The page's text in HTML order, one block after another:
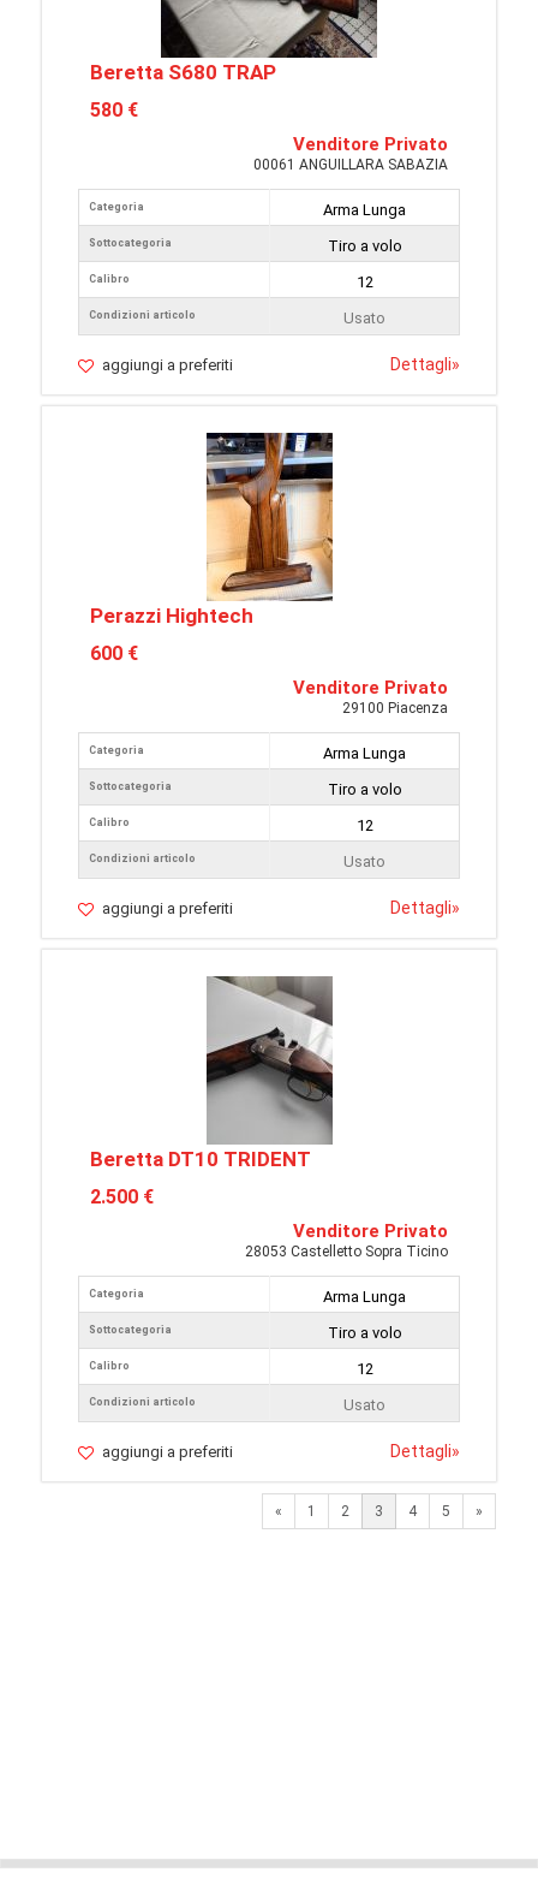
Beretta S680 TRAP
580 €
Venditore Privato
00061 ANGUILLARA SABAZIA
Categoria
Sottocategoria
Calibro
Condizioni articolo
Arma Lunga
Tiro a volo
12
Usato
aggiungi a preferiti Dettagli»
Perazzi Hightech
600 €
Venditore Privato
29100 Piacenza
Categoria
Sottocategoria
Calibro
Condizioni articolo
Arma Lunga
Tiro a volo
12
Usato
aggiungi a preferiti Dettagli»
Beretta DT10 TRIDENT
2.500 €
Venditore Privato
28053 Castelletto Sopra Ticino
Categoria
Sottocategoria
Calibro
Condizioni articolo
Arma Lunga
Tiro a volo
12
Usato
aggiungi a preferiti Dettagli»
« Previous
1 2 3 4 5 »